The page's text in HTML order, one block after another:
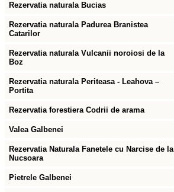
Rezervatia naturala Bucias
Rezervatia naturala Padurea Branistea
Catarilor
Rezervatia naturala Vulcanii noroiosi de la
Boz
Rezervatia naturala Periteasa - Leahova –
Portita
Rezervatia forestiera Codrii de arama
Valea Galbenei
Rezervatia Naturala Fanetele cu Narcise de la
Nucsoara
Pietrele Galbenei